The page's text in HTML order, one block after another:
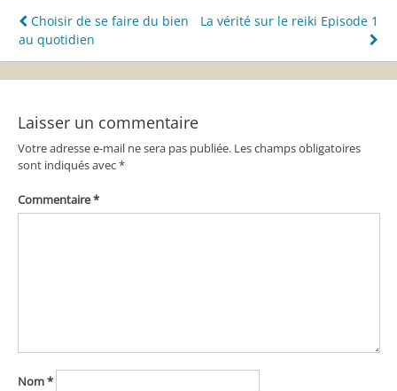
Navigation
de
l’article
Choisir de se faire du bien
au quotidien
La vérité sur le reiki Episode 1
Laisser un commentaire
Votre adresse e-mail ne sera pas publiée. Les champs obligatoires
sont indiqués avec*
Commentaire*
Nom*